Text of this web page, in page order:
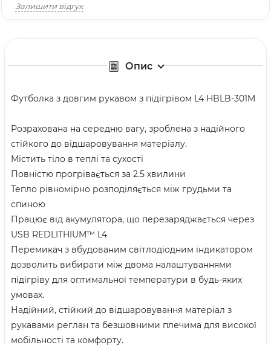
Залишити відгук
Опис
Футболка з довгим рукавом з підігрівом L4 HBLB-301M
Розрахована на середню вагу, зроблена з надійного
стійкого до відшаровування матеріалу.
Містить тіло в теплі та сухості
Повністю прогрівається за 2.5 хвилини
Тепло рівномірно розподіляється між грудьми та
спиною
Працює від акумулятора, що перезаряджається через
USB REDLITHIUM™ L4
Перемикач з вбудованим світлодіодним індикатором
дозволить вибирати між двома налаштуваннями
підігріву для оптимальної температури в будь-яких
умовах.
Надійний, стійкий до відшаровування матеріал з
рукавами реглан та безшовними плечима для високої
мобільності та комфорту.